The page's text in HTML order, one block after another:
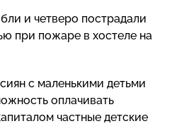
и четверо пострадали
при пожаре в хостеле на
с маленькими детьми
оплачивать
частные детские